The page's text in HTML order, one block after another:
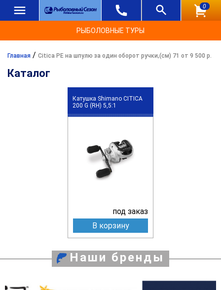
0
РЫБОЛОВНЫЕ ТУРЫ
Главная / Citica PE на шпулю за один оборот ручки,(см) 71 от 9 500 р.
Каталог
Катушка Shimano CITICA
200 G (RH) 5,5:1
под заказ
В корзину
Наши бренды